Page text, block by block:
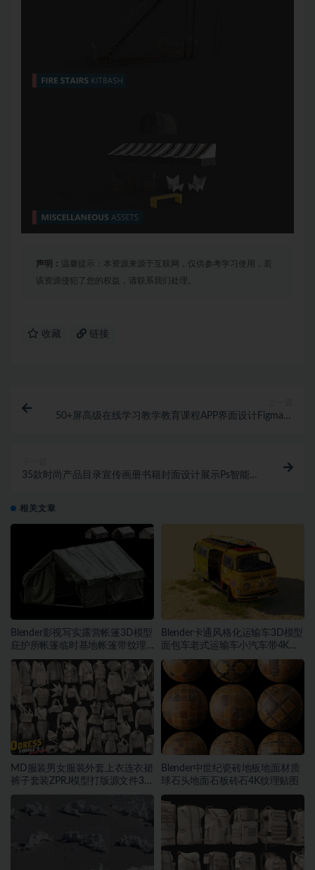
声明： 温馨提示：本资源来源于互联网，仅供参考学习使用，若
该资源侵犯了您的权益，请联系我们处理。
收藏 链接
50+屏高级在线学习教学教育课程APP界面设计Figma模
35款时尚产品目录宣传画册书籍封面设计展示Ps智能贴
相关文章
Blender影视写实露营帐篷3D模型
庇护所帐篷临时基地帐篷带纹理
贴图
Blender卡通风格化运输车3D模型
面包车老式运输车小汽车带4K纹
理
MD服装男女服装外套上衣连衣裙
裤子套装ZPRJ模型打版源文件3D
服装
Blender中世纪瓷砖地板地面材质
球石头地面石板砖石4K纹理贴图